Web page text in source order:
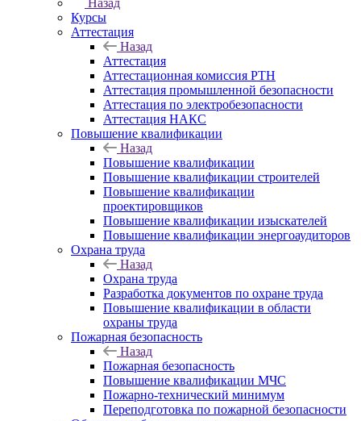
Назад
Курсы
Аттестация
Назад
Аттестация
Аттестационная комиссия РТН
Аттестация промышленной безопасности
Аттестация по электробезопасности
Аттестация НАКС
Повышение квалификации
Назад
Повышение квалификации
Повышение квалификации строителей
Повышение квалификации
проектировщиков
Повышение квалификации изыскателей
Повышение квалификации энергоаудиторов
Охрана труда
Назад
Охрана труда
Разработка документов по охране труда
Повышение квалификации в области
охраны труда
Пожарная безопасность
Назад
Пожарная безопасность
Повышение квалификации МЧС
Пожарно-технический минимум
Переподготовка по пожарной безопасности